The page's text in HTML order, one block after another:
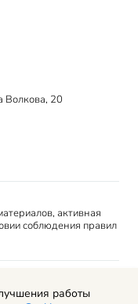
Волкова, 20
активная
соблюдения правил
работы